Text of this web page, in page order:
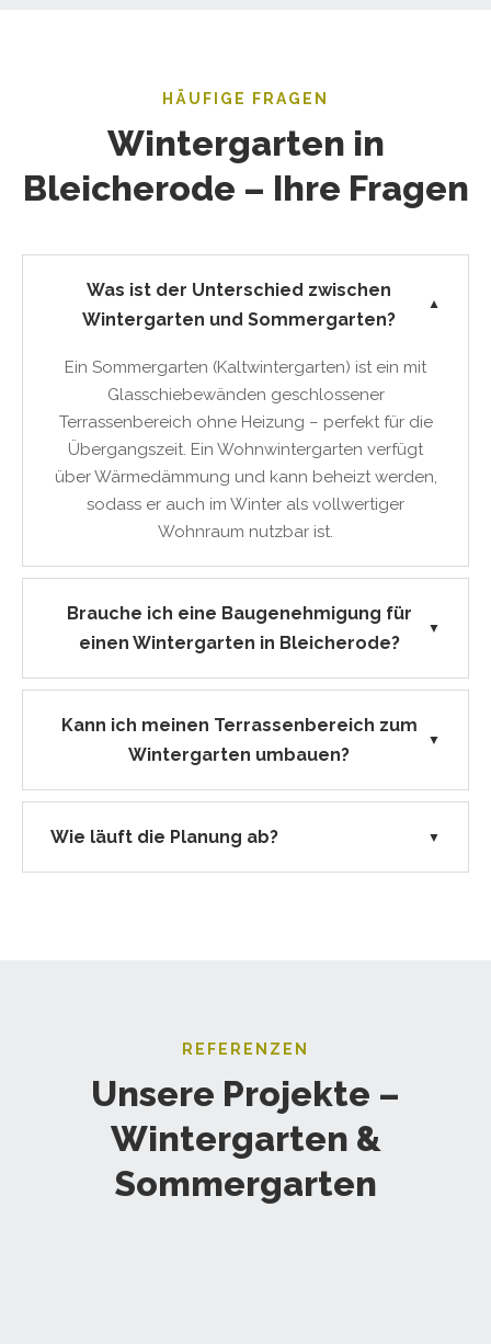
HÄUFIGE FRAGEN
Wintergarten in
Bleicherode – Ihre Fragen
Was ist der Unterschied zwischen
Wintergarten und Sommergarten?
▼
Ein Sommergarten (Kaltwintergarten) ist ein mit
Glasschiebewänden geschlossener
Terrassenbereich ohne Heizung – perfekt für die
Übergangszeit. Ein Wohnwintergarten verfügt
über Wärmedämmung und kann beheizt werden,
sodass er auch im Winter als vollwertiger
Wohnraum nutzbar ist.
Brauche ich eine Baugenehmigung für
einen Wintergarten in Bleicherode?
▼
Kann ich meinen Terrassenbereich zum
Wintergarten umbauen?
▼
Wie läuft die Planung ab? ▼
REFERENZEN
Unsere Projekte –
Wintergarten &
Sommergarten